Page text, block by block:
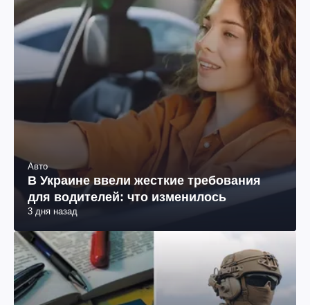
Авто
В Украине ввели жесткие требования
для водителей: что изменилось
3 дня назад